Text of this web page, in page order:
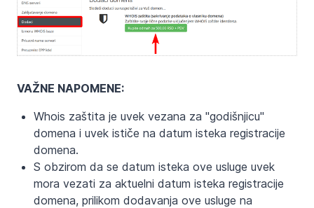
VAŽNE NAPOMENE:
Whois zaštita je uvek vezana za "godišnjicu"
domena i uvek ističe na datum isteka registracije
domena.
S obzirom da se datum isteka ove usluge uvek
mora vezati za aktuelni datum isteka registracije
domena, prilikom dodavanja ove usluge na